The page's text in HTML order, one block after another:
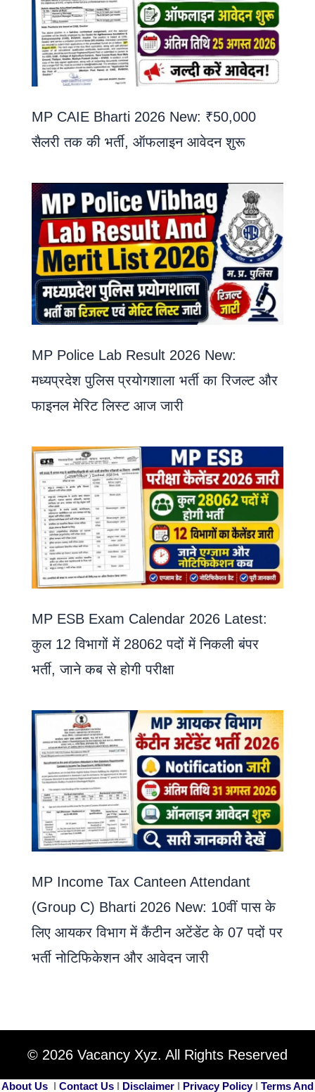
MP CAIE Bharti 2026 New: ₹50,000
सैलरी तक की भर्ती, ऑफलाइन आवेदन शुरू
MP Police Lab Result 2026 New:
मध्यप्रदेश पुलिस प्रयोगशाला भर्ती का रिजल्ट और
फाइनल मेरिट लिस्ट आज जारी
MP ESB Exam Calendar 2026 Latest:
कुल 12 विभागों में 28062 पदों में निकली बंपर
भर्ती, जाने कब से होगी परीक्षा
MP Income Tax Canteen Attendant
(Group C) Bharti 2026 New: 10वीं पास के
लिए आयकर विभाग में कैंटीन अटेंडेंट के 07 पदों पर
भर्ती नोटिफिकेशन और आवेदन जारी
© 2026 Vacancy Xyz. All Rights Reserved
About Us I Contact Us I Disclaimer I Privacy PolicyI Terms And